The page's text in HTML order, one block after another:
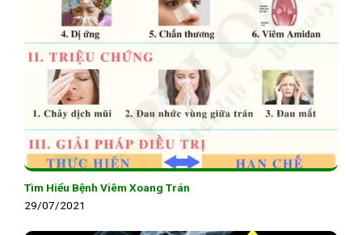
Tìm Hiểu Bệnh Viêm Xoang Trán
29/07/2021